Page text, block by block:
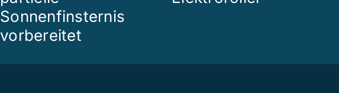
Sonnenfinsternis
vorbereitet